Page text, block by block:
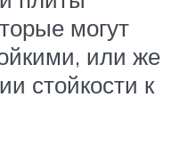
могут
или же
стойкости к